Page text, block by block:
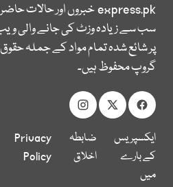
express.pkخبروں اور حالات
سب سے زیادہ وزٹ کی جانے والی
پر شائع شدہ تمام مواد کے جملہ
گروپ محفوظ ہیں۔
ایکسپریس
کے بارے
میں
ضابطہ
اخلاق
Privacy
Policy